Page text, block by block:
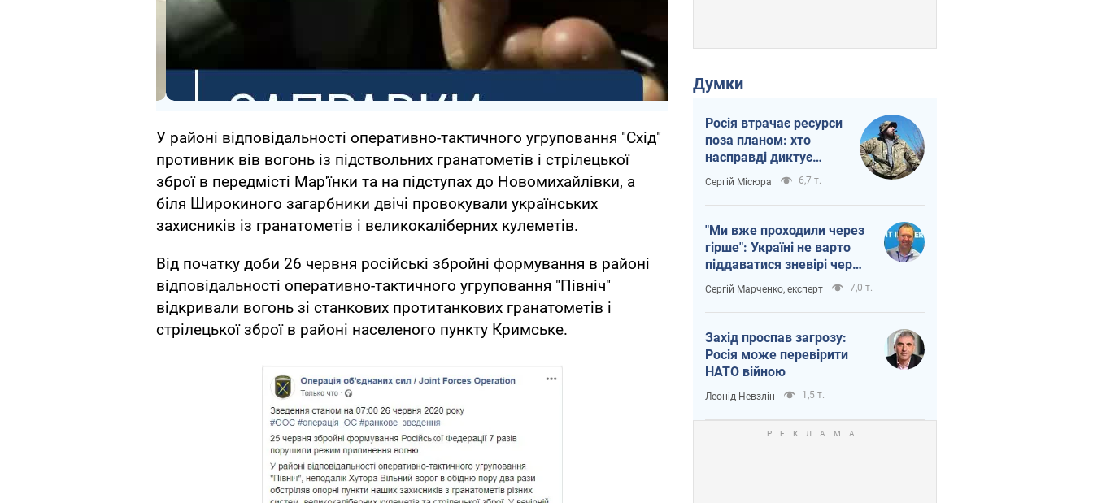
У районі відповідальності оперативно-тактичного угруповання "Схід"
противник вів вогонь із підствольних гранатометів і стрілецької
зброї в передмісті Мар'їнки та на підступах до Новомихайлівки, а
біля Широкиного загарбники двічі провокували українських
захисників із гранатометів і великокаліберних кулеметів.
Від початку доби 26 червня російські збройні формування в районі
відповідальності оперативно-тактичного угруповання "Північ"
відкривали вогонь зі станкових протитанкових гранатометів і
стрілецької зброї в районі населеного пункту Кримське.
Думки
Росія втрачає ресурси
поза планом: хто
насправді диктує
темп війни
Сергій Місюра 6,7 т.
"Ми вже проходили через
гірше": Україні не варто
піддаватися зневірі через
ракетний терор
Сергій Марченко, експерт 7,0 т.
Захід проспав загрозу:
Росія може перевірити
НАТО війною
Леонід Невзлін 1,5 т.